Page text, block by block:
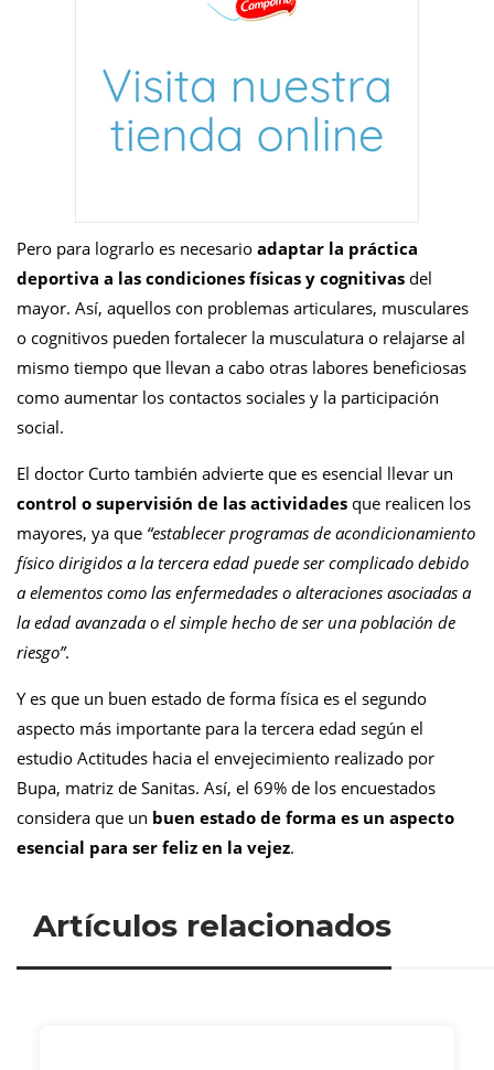
Pero para lograrlo es necesario adaptar la práctica
deportiva a las condiciones físicas y cognitivas del
mayor. Así, aquellos con problemas articulares, musculares
o cognitivos pueden fortalecer la musculatura o relajarse al
mismo tiempo que llevan a cabo otras labores beneficiosas
como aumentar los contactos sociales y la participación
social.
El doctor Curto también advierte que es esencial llevar un
control o supervisión de las actividades que realicen los
mayores, ya que “establecer programas de acondicionamiento
físico dirigidos a la tercera edad puede ser complicado debido
a elementos como las enfermedades o alteraciones asociadas a
la edad avanzada o el simple hecho de ser una población de
riesgo”.
Y es que un buen estado de forma física es el segundo
aspecto más importante para la tercera edad según el
estudio Actitudes hacia el envejecimiento realizado por
Bupa, matriz de Sanitas. Así, el 69% de los encuestados
considera que un buen estado de forma es un aspecto
esencial para ser feliz en la vejez.
Artículos relacionados